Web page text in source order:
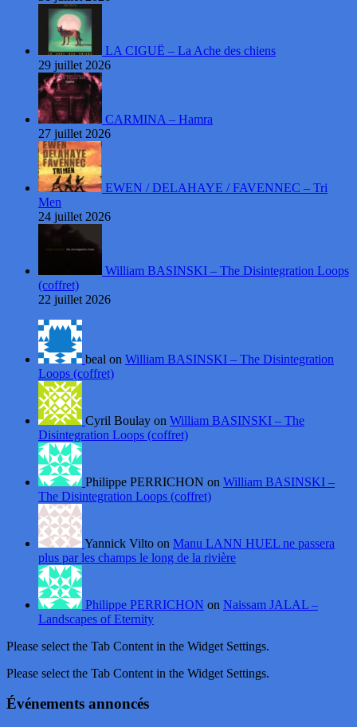
LA CIGUË – La Ache des chiens
29 juillet 2026
CARMINA – Hamra
27 juillet 2026
EWEN / DELAHAYE / FAVENNEC – Tri
Men
24 juillet 2026
William BASINSKI – The Disintegration Loops
(coffret)
22 juillet 2026
beal on William BASINSKI – The Disintegration
Loops (coffret)
Cyril Boulay on William BASINSKI – The
Disintegration Loops (coffret)
Philippe PERRICHON on William BASINSKI –
The Disintegration Loops (coffret)
Yannick Vilto on Manu LANN HUEL ne passera
plus par les champs le long de la rivière
Philippe PERRICHON on Naissam JALAL –
Landscapes of Eternity
Please select the Tab Content in the Widget Settings.
Please select the Tab Content in the Widget Settings.
Événements annoncés